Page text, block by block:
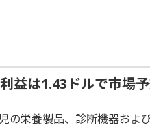
益は1.43ドルで市場
の栄養製品、診断機器およ